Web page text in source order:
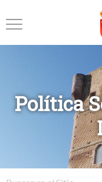
Política